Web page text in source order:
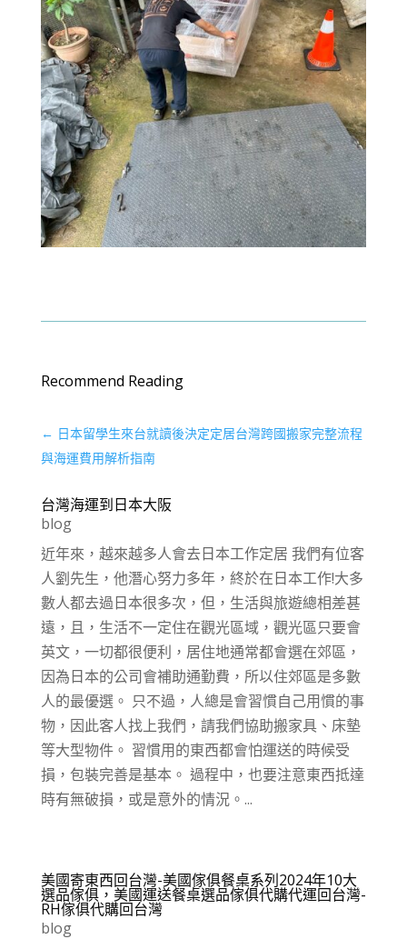
Recommend Reading
← 日本留學生來台就讀後決定定居台灣跨國搬家完整流程
與海運費用解析指南
台灣海運到日本大阪
blog
近年來，越來越多人會去日本工作定居 我們有位客
人劉先生，他潛心努力多年，終於在日本工作!大多
數人都去過日本很多次，但，生活與旅遊總相差甚
遠，且，生活不一定住在觀光區域，觀光區只要會
英文，一切都很便利，居住地通常都會選在郊區，
因為日本的公司會補助通勤費，所以住郊區是多數
人的最優選。 只不過，人總是會習慣自己用慣的事
物，因此客人找上我們，請我們協助搬家具、床墊
等大型物件。 習慣用的東西都會怕運送的時候受
損，包裝完善是基本。 過程中，也要注意東西抵達
時有無破損，或是意外的情況。...
美國寄東西回台灣-美國傢俱餐桌系列2024年10大
選品傢俱，美國運送餐桌選品傢俱代購代運回台灣-
RH傢俱代購回台灣
blog